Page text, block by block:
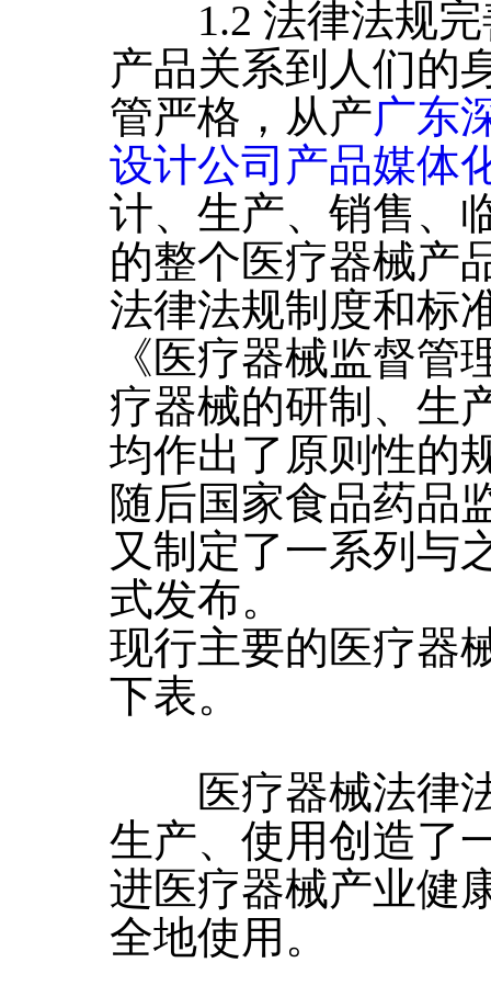
1.2 法律法规完
产品关系到人们的
管严格，从产广东
设计公司产品媒体
计、生产、销售、
的整个医疗器械产
法律法规制度和标
《医疗器械监督
疗器械的研制、生
均作出了原则性的
随后国家食品药品
又制定了一系列与
式发布。
现行主要的医疗器
下表。
医疗器械法律法
生产、使用创造了
进医疗器械产业健
全地使用。